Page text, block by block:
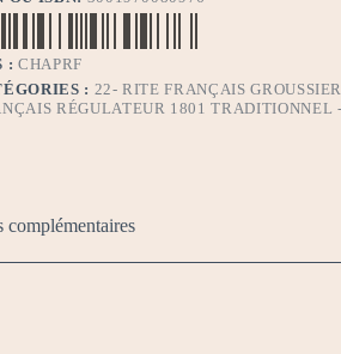
:CHAPRF
: 22- RITE FRANÇAIS
RÉGULATEUR 1801 TRADITIONNEL
complémentaires